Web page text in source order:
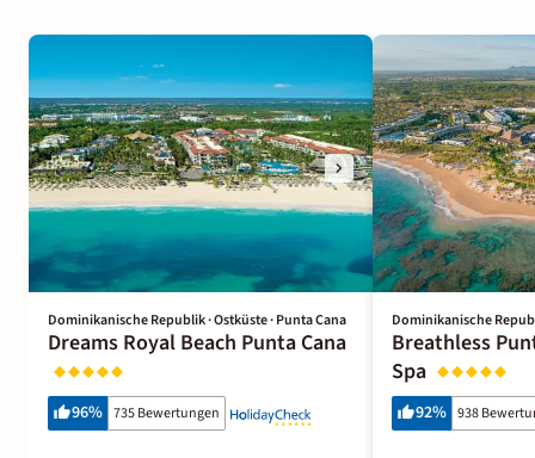
Dominikanische Republik · Ostküste · Punta Cana
Dreams Royal Beach Punta Cana
96% 735 Bewertungen
Dominikanische
Breathless
Spa
92% 938